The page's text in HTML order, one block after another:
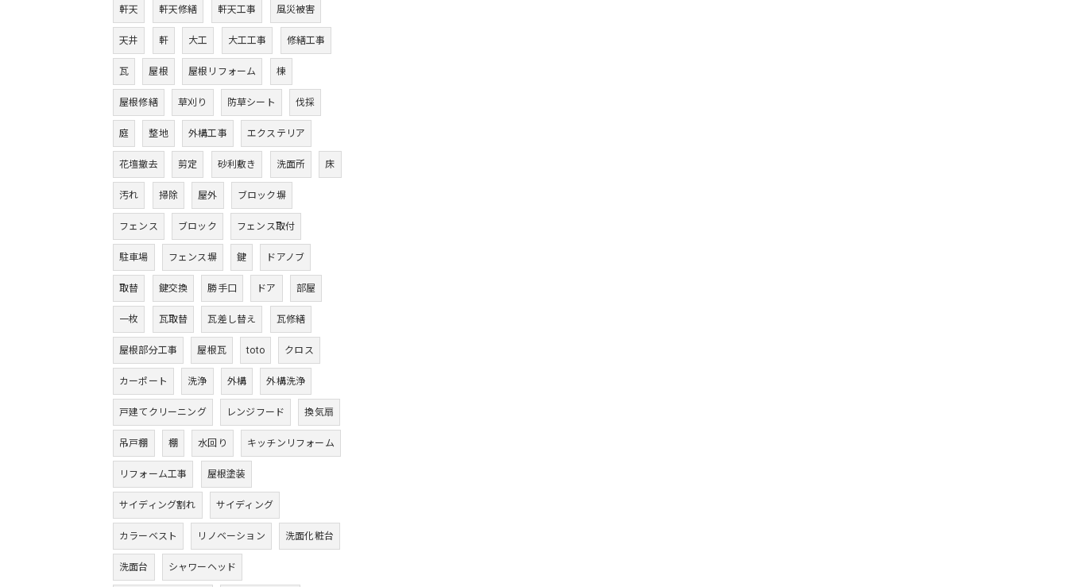
軒天 軒天修繕 軒天工事 風災被害
天井 軒 大工 大工工事 修繕工事
瓦 屋根 屋根リフォーム 棟
屋根修繕 草刈り 防草シート 伐採
庭 整地 外構工事 エクステリア
花壇撤去 剪定 砂利敷き 洗面所 床
汚れ 掃除 屋外 ブロック塀
フェンス ブロック フェンス取付
駐車場 フェンス塀 鍵 ドアノブ
取替 鍵交換 勝手口 ドア 部屋
一枚 瓦取替 瓦差し替え 瓦修繕
屋根部分工事 屋根瓦 toto クロス
カーポート 洗浄 外構 外構洗浄
戸建てクリーニング レンジフード 換気扇
吊戸棚 棚 水回り キッチンリフォーム
リフォーム工事 屋根塗装
サイディング割れ サイディング
カラーベスト リノベーション 洗面化粧台
洗面台 シャワーヘッド